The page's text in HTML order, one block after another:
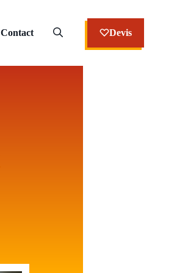
Contact Devis